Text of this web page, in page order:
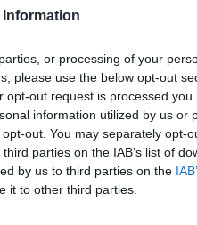
Information
or processing of your
please use the below opt-out
opt-out request is processed you
information utilized by us or
out. You may separately opt-
parties on the IAB’s list of
by us to third parties on the
it to other third parties.